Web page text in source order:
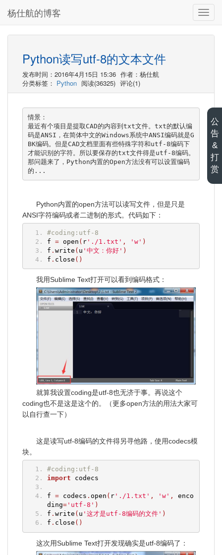
切
换
导
杨仕航的博客
Python读写utf-8的文本文件
发布时间：2016年4月15日 15:36 作者：杨仕航
分类标签： Python 阅读(36325) 评论(1)
情景：
最近有个项目是提取CAD的内容到txt文件。txt的默认编
码是ANSI，在简体中文的Windows系统中ANSI编码就是G
BK编码。但是CAD文档里面有些特殊字符和utf-8编码下
才能识别的字符。所以要保存的txt文件得是utf-8编码。
那问题来了，Python内置的Open方法没有可以设置编码
的...
Python内置的open方法可以读写文件，但是只是
ANSI字符编码或者二进制的形式。代码如下：
#coding:utf-8
f = open ( r'./1.txt' , 'w' )
f . write ( u '中文：你好' )
f . close ()
我用Sublime Text打开可以看到编码格式：
就算我设置coding是utf-8也无济于事。再说这个
coding也不是这是这个的。（更多open方法的用法大家可
以自行查一下）
这是读写utf-8编码的文件得另寻他路，使用codecs模
块。
#coding:utf-8
import codecs
f = codecs . open ( r'./1.txt' , 'w' ,
enco
ding='utf-8' )
f . write ( u '这才是utf-8编码的文件' )
f . close ()
这次用Sublime Text打开发现确实是utf-8编码了：
公
告
&
打
赏